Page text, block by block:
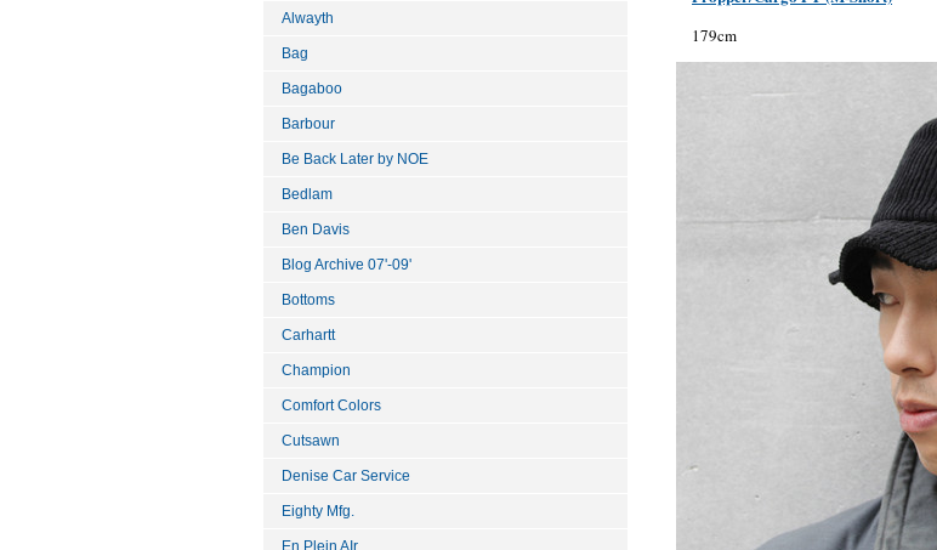
Alwayth
Bag
Bagaboo
Barbour
Be Back Later by NOE
Bedlam
Ben Davis
Blog Archive 07'-09'
Bottoms
Carhartt
Champion
Comfort Colors
Cutsawn
Denise Car Service
Eighty Mfg.
En Plein AIr
179cm